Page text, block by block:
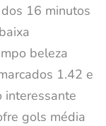
16 minutos
beleza
1.42 e
interessante
gols média